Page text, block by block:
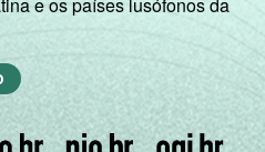
91. Respostas
doze meses.
Outros serviços coletivos,
não reúne os grupos 90-